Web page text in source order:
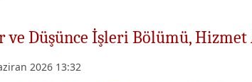
ve Düşünce İşleri Bölümü, Hizmet
2026 13:32